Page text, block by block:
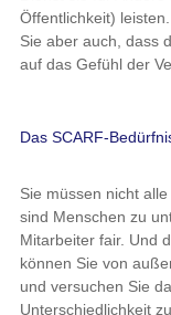
Öffentlichkeit)
Sie aber auch, dass
auf das Gefühl der
Das SCARF-
Sie müssen nicht
sind Menschen zu
Mitarbeiter fair. Und
können Sie von
und versuchen Sie
Unterschiedlichkeit